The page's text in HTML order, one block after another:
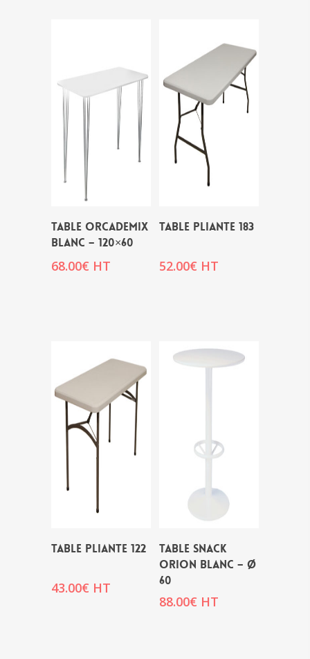
TABLE ORCADEMIX
BLANC – 120×60
68.00€ HT
TABLE PLIANTE 183
52.00€ HT
TABLE PLIANTE 122
43.00€ HT
TABLE SNACK
ORION BLANC – Ø
60
88.00€ HT